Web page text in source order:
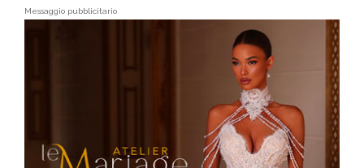
Messaggio pubblicitario